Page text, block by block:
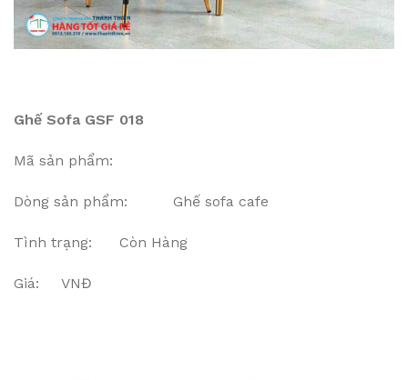
Ghế Sofa GSF 018
Mã sản phẩm:
Dòng sản phẩm: Ghế sofa cafe
Tình trạng: Còn Hàng
Giá: VNĐ